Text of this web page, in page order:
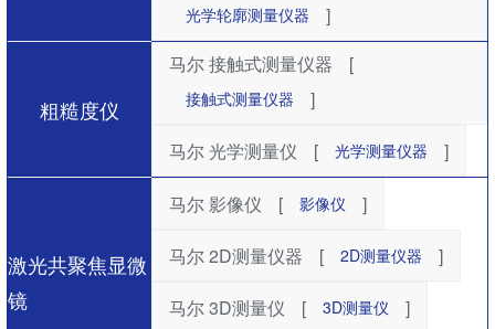
光学轮廓测量仪器 ]
粗糙度仪
马尔 接触式测量仪器 [
接触式测量仪器 ]
马尔 光学测量仪 [ 光学测量仪器 ]
激光共聚焦显微
镜
马尔 影像仪 [ 影像仪 ]
马尔 2D测量仪器 [ 2D测量仪器 ]
马尔 3D测量仪 [ 3D测量仪 ]